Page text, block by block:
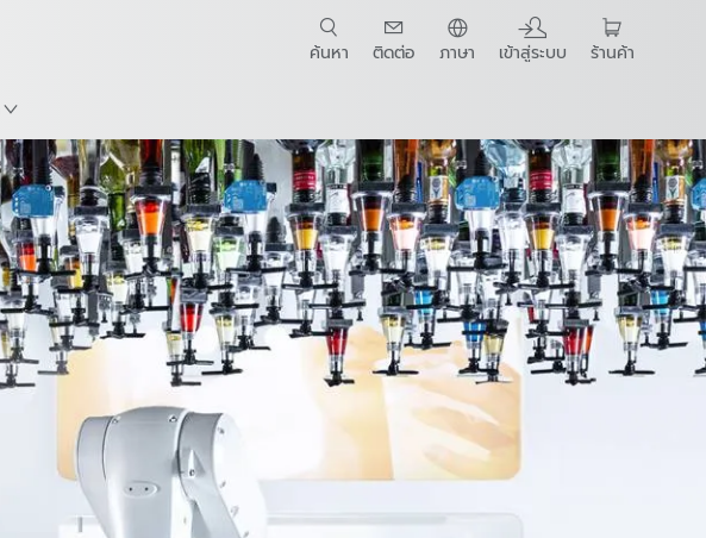
ค้นหา ติดต่อ ภาษา เข้าสู่ระบบ ร้านค้า